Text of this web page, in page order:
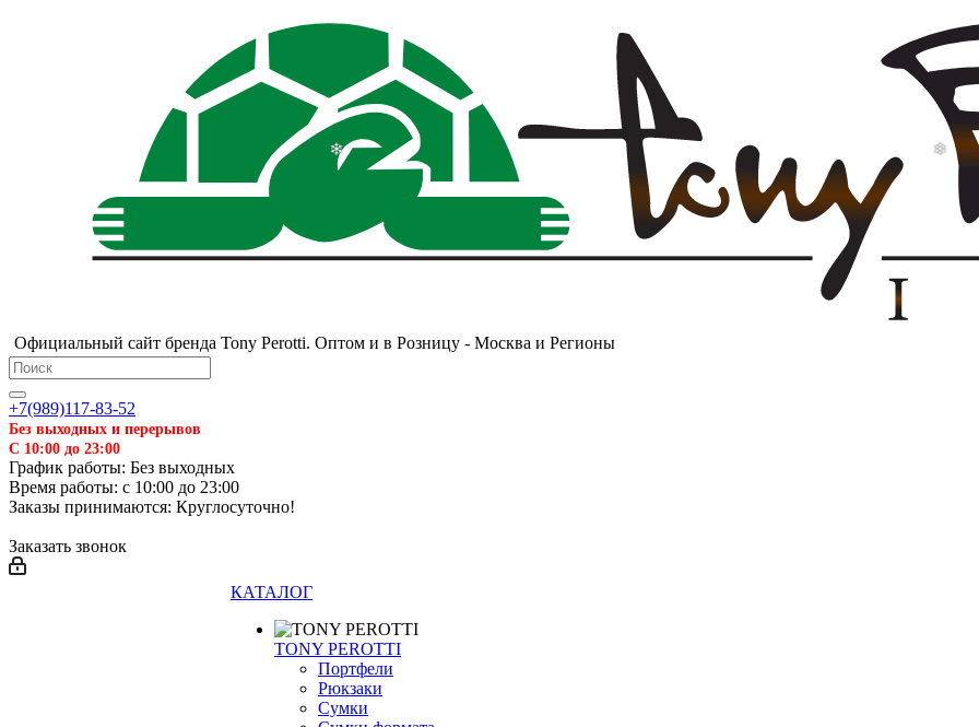
Официальный сайт бренда Tony Perotti. Оптом и в Розницу - Москва и Регионы
+7(989)117-83-52
Без выходных и перерывов
С 10:00 до 23:00
График работы: Без выходных
Время работы: с 10:00 до 23:00
Заказы принимаются: Круглосуточно!
Заказать звонок
КАТАЛОГ
TONY PEROTTI
Портфели
Рюкзаки
Сумки